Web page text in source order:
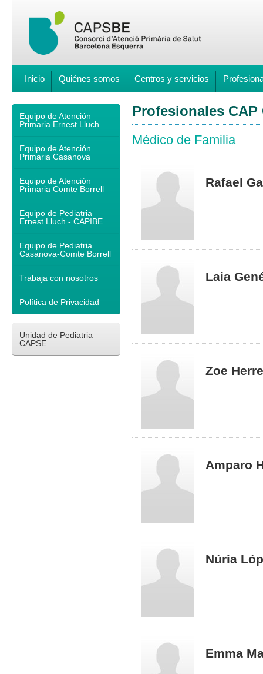
Inicio Quiénes somos Centros y servicios
Equipo de Atención
Primaria Ernest Lluch
Equipo de Atención
Primaria Casanova
Equipo de Atención
Primaria Comte Borrell
Equipo de Pediatria
Ernest Lluch - CAPIBE
Equipo de Pediatria
Casanova-Comte Borrell
Trabaja con nosotros
Política de Privacidad
Unidad de Pediatria
CAPSE
Profesionales
Médico de Familia
Rafael
Laia
Zoe
Amparo
Núria
Emma